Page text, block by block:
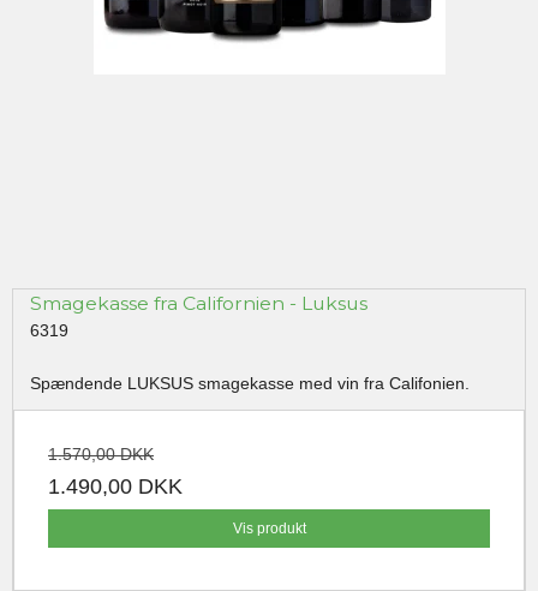
Smagekasse fra Californien - Luksus
6319
Spændende LUKSUS smagekasse med vin fra Califonien.
1.570,00 DKK
1.490,00 DKK
Vis produkt